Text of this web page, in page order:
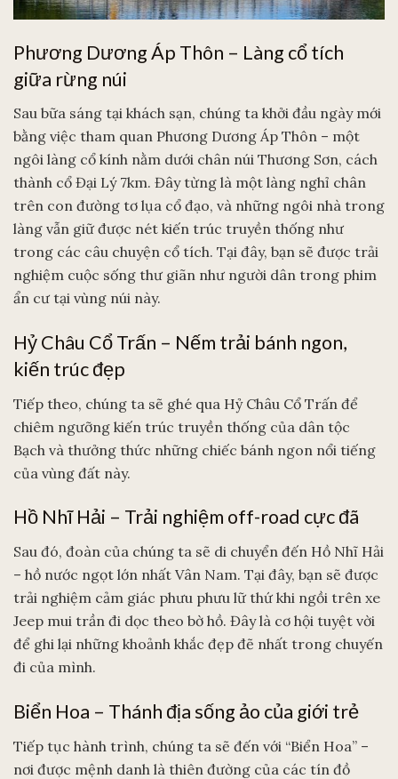
Phương Dương Áp Thôn – Làng cổ tích
giữa rừng núi
Sau bữa sáng tại khách sạn, chúng ta khởi đầu ngày mới
bằng việc tham quan Phương Dương Áp Thôn – một
ngôi làng cổ kính nằm dưới chân núi Thương Sơn, cách
thành cổ Đại Lý 7km. Đây từng là một làng nghỉ chân
trên con đường tơ lụa cổ đạo, và những ngôi nhà trong
làng vẫn giữ được nét kiến trúc truyền thống như
trong các câu chuyện cổ tích. Tại đây, bạn sẽ được trải
nghiệm cuộc sống thư giãn như người dân trong phim
ẩn cư tại vùng núi này.
Hỷ Châu Cổ Trấn – Nếm trải bánh ngon,
kiến trúc đẹp
Tiếp theo, chúng ta sẽ ghé qua Hỷ Châu Cổ Trấn để
chiêm ngưỡng kiến trúc truyền thống của dân tộc
Bạch và thưởng thức những chiếc bánh ngon nổi tiếng
của vùng đất này.
Hồ Nhĩ Hải – Trải nghiệm off-road cực đã
Sau đó, đoàn của chúng ta sẽ di chuyển đến Hồ Nhĩ Hải
– hồ nước ngọt lớn nhất Vân Nam. Tại đây, bạn sẽ được
trải nghiệm cảm giác phưu phưu lữ thứ khi ngồi trên xe
Jeep mui trần đi dọc theo bờ hồ. Đây là cơ hội tuyệt vời
để ghi lại những khoảnh khắc đẹp đẽ nhất trong chuyến
đi của mình.
Biển Hoa – Thánh địa sống ảo của giới trẻ
Tiếp tục hành trình, chúng ta sẽ đến với “Biển Hoa” –
nơi được mệnh danh là thiên đường của các tín đồ